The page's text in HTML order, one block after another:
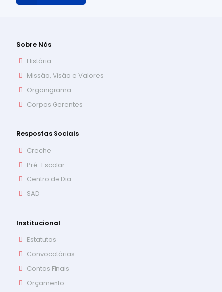
Sobre Nós
História
Missão, Visão e Valores
Organigrama
Corpos Gerentes
Respostas Sociais
Creche
Pré-Escolar
Centro de Dia
SAD
Institucional
Estatutos
Convocatórias
Contas Finais
Orçamento